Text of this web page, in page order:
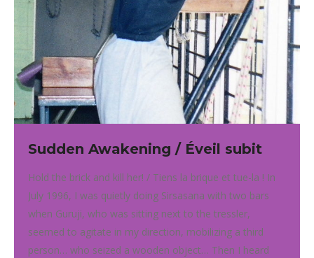
Sudden Awakening / Éveil subit
Hold the brick and kill her! / Tiens la brique et tue-la ! In
July 1996, I was quietly doing Sirsasana with two bars
when Guruji, who was sitting next to the tressler,
seemed to agitate in my direction, mobilizing a third
person… who seized a wooden object… Then I heard